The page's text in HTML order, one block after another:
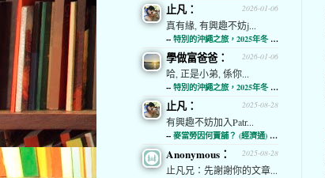
2026-01-06
止凡：
真有緣, 有興趣不妨j...
-- 特別的沖繩之旅，2025年冬 (經濟通)
2026-01-06
學做富爸爸：
哈, 正是小弟, 係你...
-- 特別的沖繩之旅，2025年冬 (經濟通)
2025-08-28
止凡：
有興趣不妨加入Patr...
-- 麥當勞因何賣舖？ (經濟通) (略)
2025-08-28
Anonymous：
止凡兄：先謝謝你的文章...